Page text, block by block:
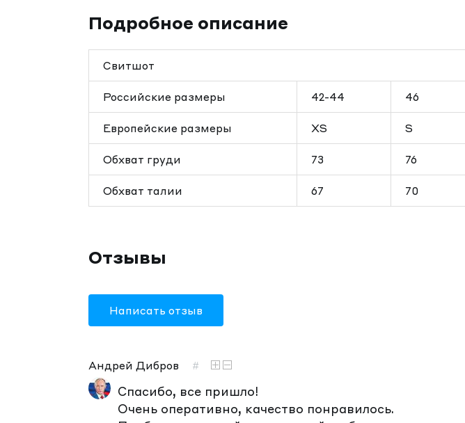
Подробное описание
Свитшот
Российские размеры 42-44 46
Европейские размеры XS S
Обхват груди 73 76
Обхват талии 67 70
Отзывы
Написать отзыв
Андрей Дибров #
Спасибо, все пришло!
Очень оперативно, качество понравилось.